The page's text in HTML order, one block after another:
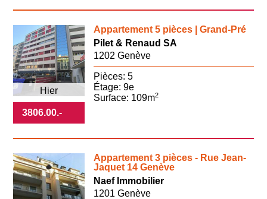
3806.00.-
Appartement 5 pièces | Grand-Pré
Hier
Pilet & Renaud SA
1202 Genève
Pièces: 5
Étage: 9e
Surface: 109m2
Appartement 3 pièces - Rue Jean-
Jaquet 14 Genève
Naef Immobilier
1201 Genève